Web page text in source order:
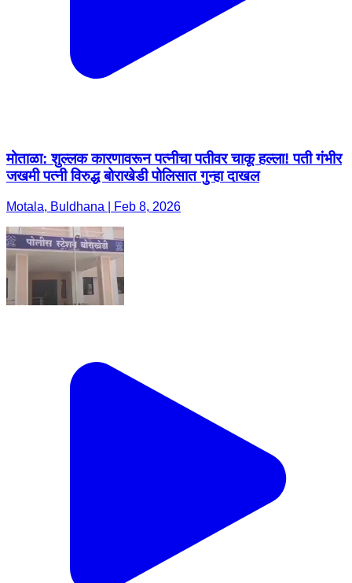
मोताळा: शुल्लक कारणावरून पत्नीचा पतीवर चाकू हल्ला! पती गंभीर
जखमी पत्नी विरुद्ध बोराखेडी पोलिसात गुन्हा दाखल
Motala, Buldhana | Feb 8, 2026